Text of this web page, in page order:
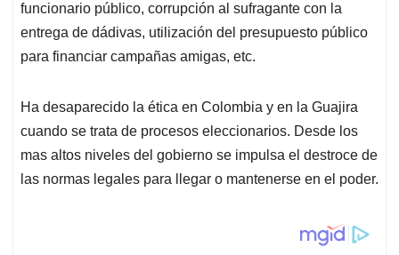
funcionario público, corrupción al sufragante con la
entrega de dádivas, utilización del presupuesto público
para financiar campañas amigas, etc.
Ha desaparecido la ética en Colombia y en la Guajira
cuando se trata de procesos eleccionarios. Desde los
mas altos niveles del gobierno se impulsa el destroce de
las normas legales para llegar o mantenerse en el poder.